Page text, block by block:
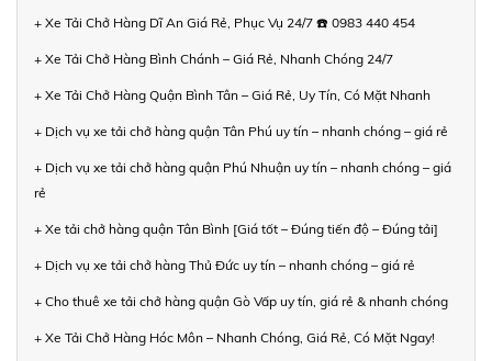
+ Xe Tải Chở Hàng Dĩ An Giá Rẻ, Phục Vụ 24/7 ☎️ 0983 440 454
+ Xe Tải Chở Hàng Bình Chánh – Giá Rẻ, Nhanh Chóng 24/7
+ Xe Tải Chở Hàng Quận Bình Tân – Giá Rẻ, Uy Tín, Có Mặt Nhanh
+ Dịch vụ xe tải chở hàng quận Tân Phú uy tín – nhanh chóng – giá rẻ
+ Dịch vụ xe tải chở hàng quận Phú Nhuận uy tín – nhanh chóng – giá
rẻ
+ Xe tải chở hàng quận Tân Bình [Giá tốt – Đúng tiến độ – Đúng tải]
+ Dịch vụ xe tải chở hàng Thủ Đức uy tín – nhanh chóng – giá rẻ
+ Cho thuê xe tải chở hàng quận Gò Vấp uy tín, giá rẻ & nhanh chóng
+ Xe Tải Chở Hàng Hóc Môn – Nhanh Chóng, Giá Rẻ, Có Mặt Ngay!